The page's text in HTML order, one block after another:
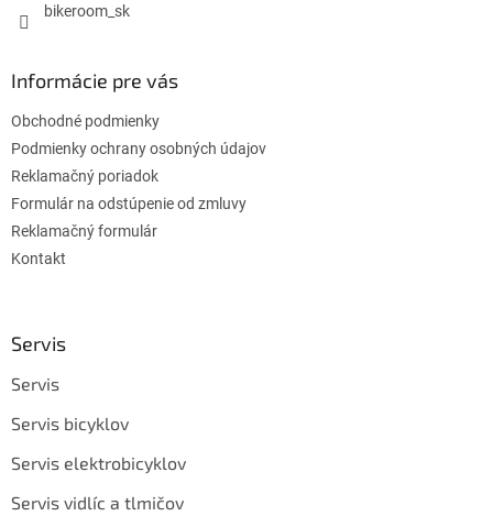
bikeroom_sk
Informácie pre vás
Obchodné podmienky
Podmienky ochrany osobných údajov
Reklamačný poriadok
Formulár na odstúpenie od zmluvy
Reklamačný formulár
Kontakt
Servis
Servis
Servis bicyklov
Servis elektrobicyklov
Servis vidlíc a tlmičov